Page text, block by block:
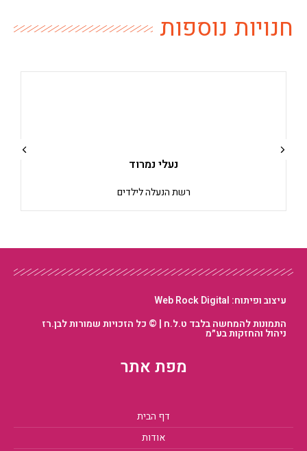
חנויות נוספות
נעלי נמרוד
רשת הנעלה לילדים
עיצוב ופיתוח: Web Rock Digital
התמונות להמחשה בלבד ט.ל.ח | © כל הזכויות שמורות לבן.רז
ניהול והחזקות בע״מ
מפת אתר
דף הבית
אודות